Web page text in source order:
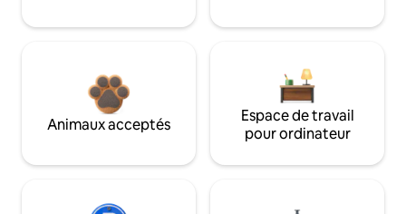
Animaux acceptés
Espace de travail
pour ordinateur